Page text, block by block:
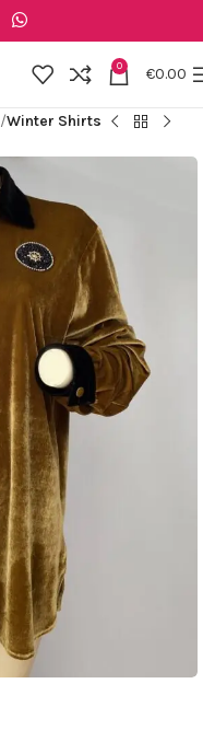
0 €0.00
Winter Shirts